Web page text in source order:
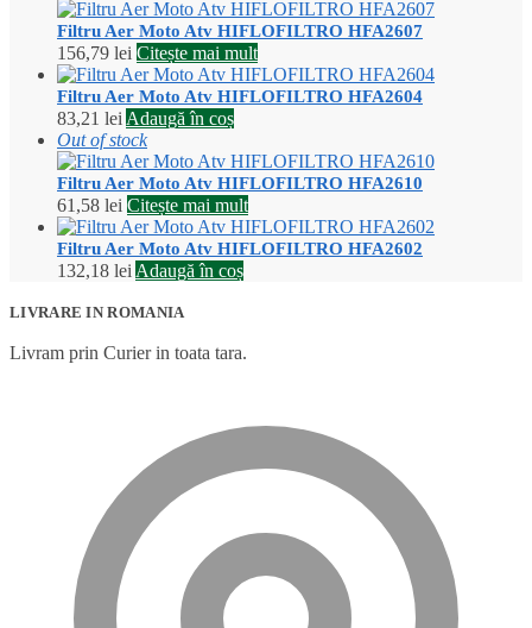
Filtru Aer Moto Atv HIFLOFILTRO HFA2607
156,79 lei Citește mai mult
Filtru Aer Moto Atv HIFLOFILTRO HFA2604
83,21 lei Adaugă în coș
Out of stock
Filtru Aer Moto Atv HIFLOFILTRO HFA2610
61,58 lei Citește mai mult
Filtru Aer Moto Atv HIFLOFILTRO HFA2602
132,18 lei Adaugă în coș
LIVRARE IN ROMANIA
Livram prin Curier in toata tara.